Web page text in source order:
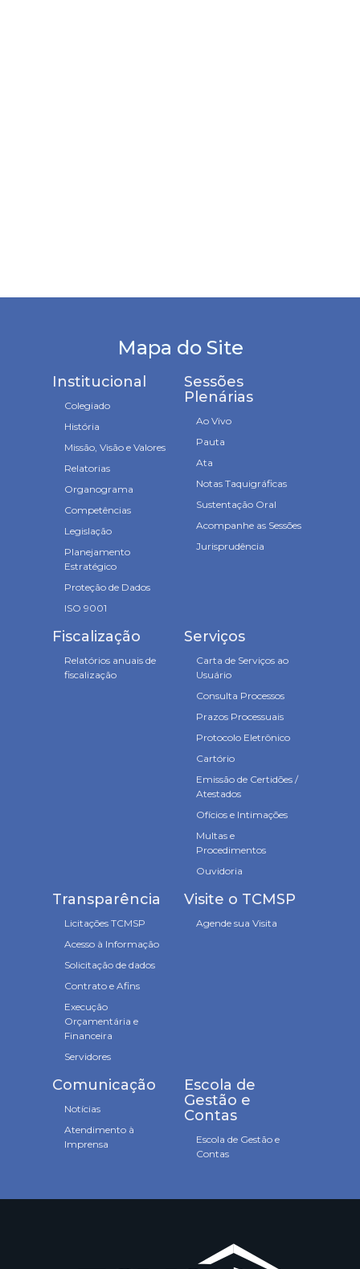
Mapa do Site
Institucional
Colegiado
História
Missão, Visão e Valores
Relatorias
Organograma
Competências
Legislação
Planejamento
Estratégico
Proteção de Dados
ISO 9001
Sessões
Plenárias
Ao Vivo
Pauta
Ata
Notas Taquigráficas
Sustentação Oral
Acompanhe as Sessões
Jurisprudência
Fiscalização
Relatórios anuais de
fiscalização
Serviços
Carta de Serviços ao
Usuário
Consulta Processos
Prazos Processuais
Protocolo Eletrônico
Cartório
Emissão de Certidões /
Atestados
Ofícios e Intimações
Multas e
Procedimentos
Ouvidoria
Transparência
Licitações TCMSP
Acesso à Informação
Solicitação de dados
Contrato e Afins
Execução
Orçamentária e
Financeira
Servidores
Visite o TCMSP
Agende sua Visita
Comunicação
Notícias
Atendimento à
Imprensa
Escola de
Gestão e
Contas
Escola de Gestão e
Contas